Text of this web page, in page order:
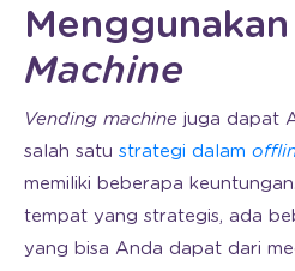
Menggunakan
Machine
Vending machine juga dapat
salah satu strategi dalam
memiliki beberapa
tempat yang strategis, ada
yang bisa Anda dapat dari